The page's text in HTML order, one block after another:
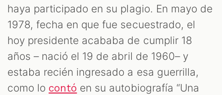
haya participado en su plagio. En mayo de
1978, fecha en que fue secuestrado, el
hoy presidente acababa de cumplir 18
años – nació el 19 de abril de 1960– y
estaba recién ingresado a esa guerrilla,
como lo contó en su autobiografía “Una